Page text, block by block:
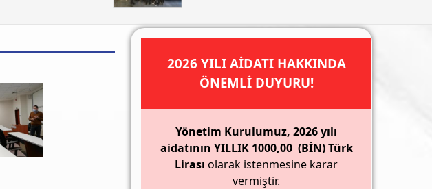
2026 YILI AİDATI HAKKINDA
ÖNEMLİ DUYURU!
Yönetim Kurulumuz, 2026 yılı
aidatının YILLIK 1000,00 (BİN) Türk
Lirası olarak istenmesine karar
vermiştir.